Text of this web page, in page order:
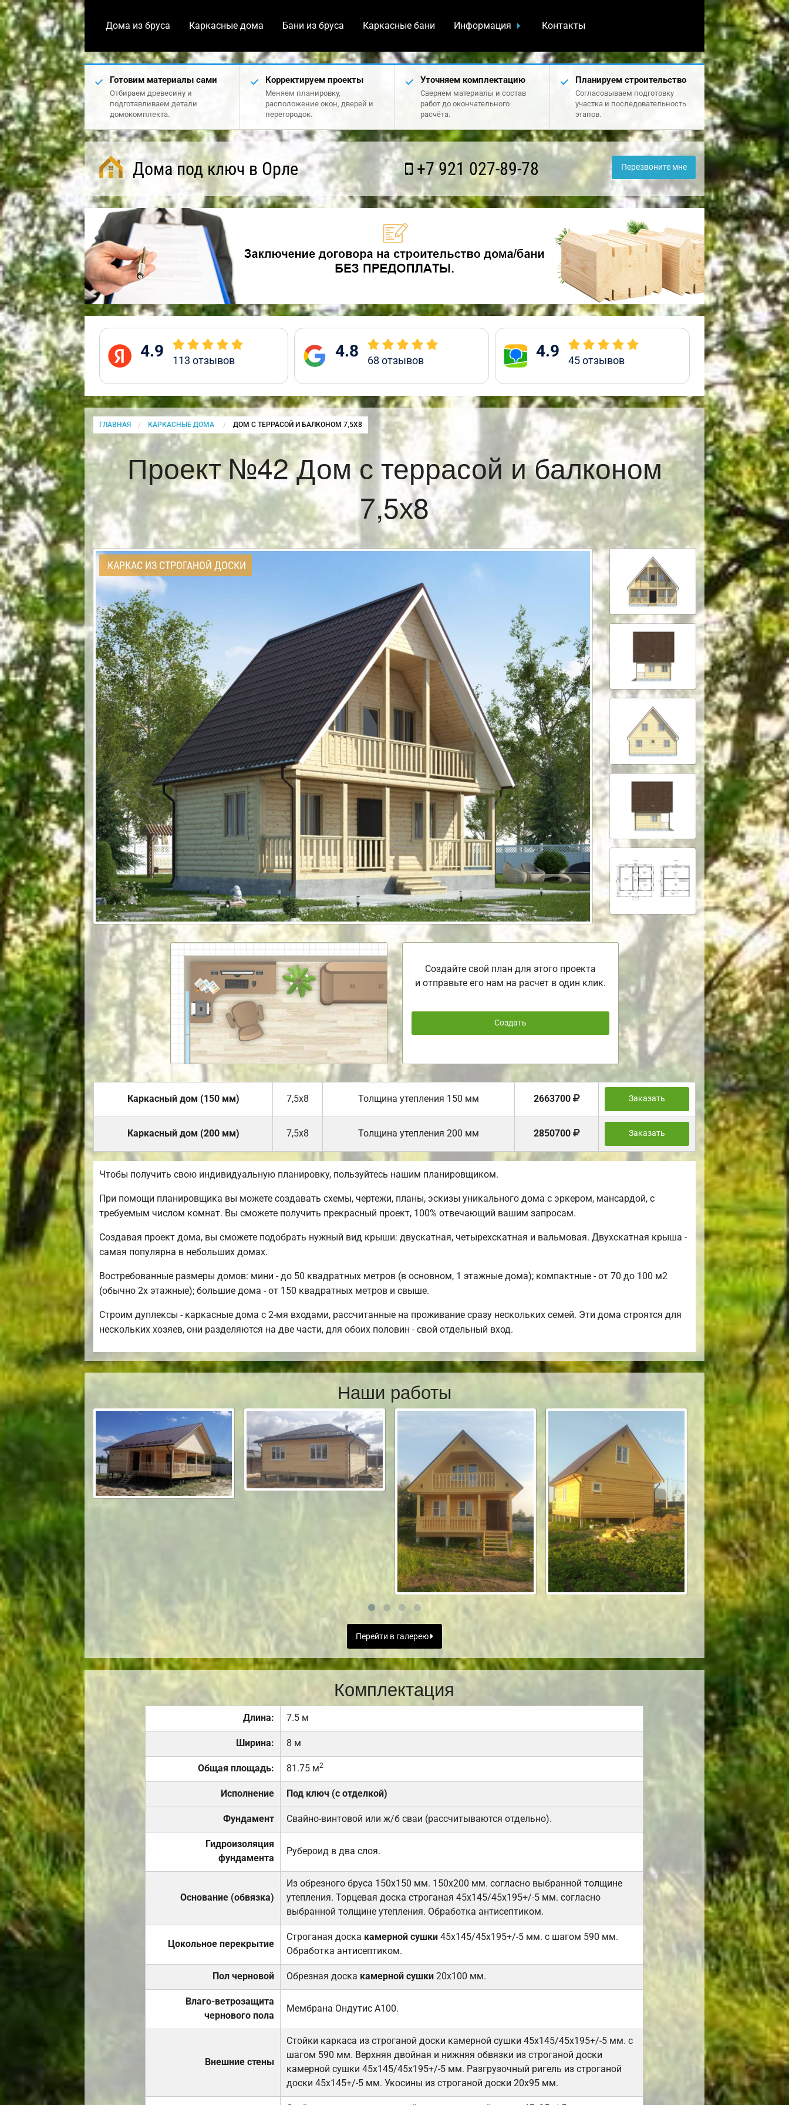
Дома из бруса Каркасные дома Бани из бруса Каркасные бани Информация Контакты
Готовим материалы сами
Отбираем древесину и
подготавливаем детали
домокомплекта.
Корректируем проекты
Меняем планировку,
расположение окон, дверей и
перегородок.
Уточняем комплектацию
Сверяем материалы и состав
работ до окончательного
расчёта.
Планируем строительство
Согласовываем подготовку
участка и последовательность
этапов.
Дома под ключ в Орле +7 921 027-89-78 Перезвоните мне
4.9 113 отзывов 4.8 68 отзывов 4.9 45отзывов
ГЛАВНАЯ КАРКАСНЫЕ ДОМА CURRENT:
ДОМ С ТЕРРАСОЙ И БАЛКОНОМ 7,5Х8
Проект №42 Дом с террасой и балконом
7,5х8
КАРКАС ИЗ СТРОГАНОЙ ДОСКИ
Создайте свой план для этого проекта
и отправьте его нам на расчет в один клик.
Создать
Каркасный дом (150 мм) 7,5х8 Толщина утепления 150 мм 2663700 Заказать
Каркасный дом (200 мм) 7,5х8 Толщина утепления 200 мм 2850700 Заказать
Чтобы получить свою индивидуальную планировку, пользуйтесь нашим планировщиком.
При помощи планировщика вы можете создавать схемы, чертежи, планы, эскизы уникального дома с эркером, мансардой, с
требуемым числом комнат. Вы сможете получить прекрасный проект, 100% отвечающий вашим запросам.
Создавая проект дома, вы сможете подобрать нужный вид крыши: двускатная, четырехскатная и вальмовая. Двухскатная крыша -
самая популярна в небольших домах.
Востребованные размеры домов: мини - до 50 квадратных метров (в основном, 1 этажные дома); компактные - от 70 до 100 м2
(обычно 2х этажные); большие дома - от 150 квадратных метров и свыше.
Строим дуплексы - каркасные дома с 2-мя входами, рассчитанные на проживание сразу нескольких семей. Эти дома строятся для
нескольких хозяев, они разделяются на две части, для обоих половин - свой отдельный вход.
Наши работы
Перейти в галерею
Комплектация
Длина: 7.5 м
Ширина: 8 м
Общая площадь: 81.75 м2
Исполнение Под ключ (с отделкой)
Фундамент Свайно-винтовой или ж/б сваи (рассчитываются отдельно).
Гидроизоляция
фундамента
Рубероид в два слоя.
Основание (обвязка)
Из обрезного бруса 150х150 мм. 150х200 мм. согласно выбранной толщине
утепления. Торцевая доска строганая 45х145/45х195+/-5 мм. согласно
выбранной толщине утепления. Обработка антисептиком.
Цокольное перекрытие
Строганая доска камерной сушки 45х145/45х195+/-5 мм. с шагом 590 мм.
Обработка антисептиком.
Пол черновой Обрезная доска камерной сушки20х100 мм.
Влаго-ветрозащита
чернового пола
Мембрана Ондутис А100.
Внешние стены
Стойки каркаса из строганой доски камерной сушки 45х145/45х195+/-5 мм. с
шагом 590 мм. Верхняя двойная и нижняя обвязки из строганой доски
камерной сушки 45х145/45х195+/-5 мм. Разгрузочный ригель из строганой
доски 45х145+/-5 мм. Укосины из строганой доски 20х95 мм.